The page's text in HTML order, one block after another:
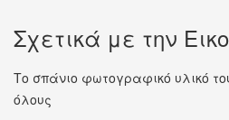
Σχετικά με την
Το σπάνιο φωτογραφικό υλικό
όλους